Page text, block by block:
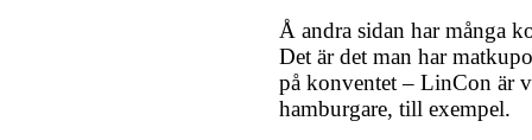
Å andra sidan har många
Det är det man har
på konventet – LinCon är
hamburgare, till exempel.